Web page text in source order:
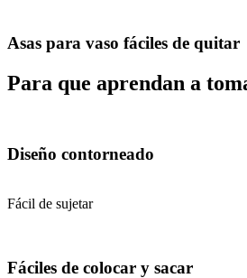
Asas para vaso fáciles de quitar
Para que aprendan a
Diseño contorneado
Fácil de sujetar
Fáciles de colocar y sacar